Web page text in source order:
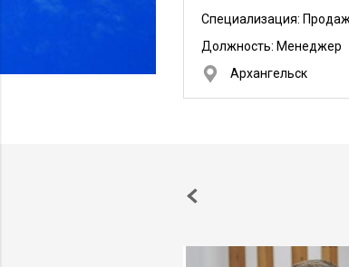
Специализация:
Должность: Менеджер
Архангельск